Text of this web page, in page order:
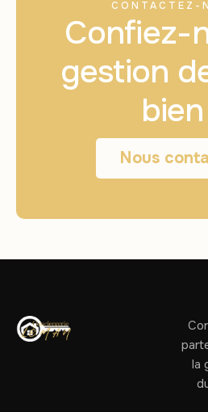
CONTACTEZ-
Confiez-
gestion
Nous
la